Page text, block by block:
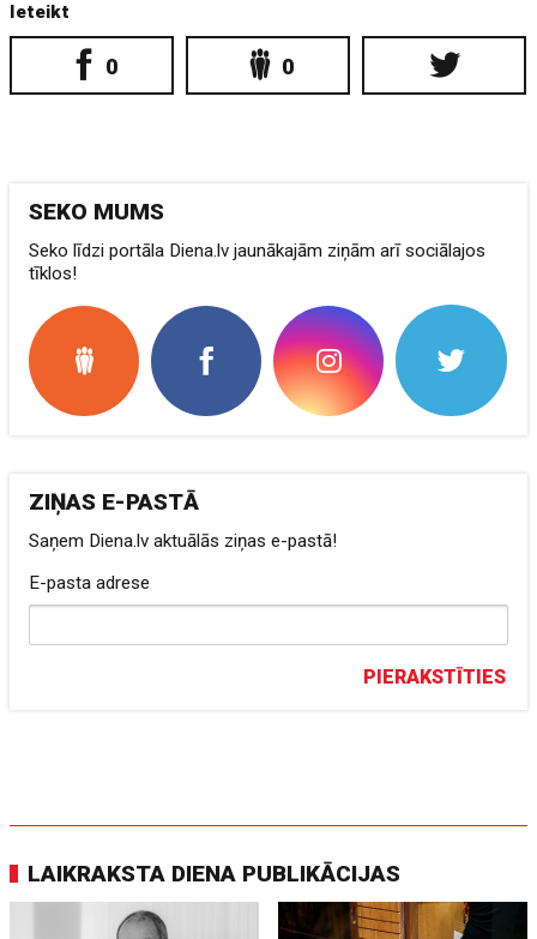
Ieteikt
0 0
SEKO MUMS
Seko līdzi portāla Diena.lv jaunākajām ziņām arī sociālajos
tīklos!
ZIŅAS E-PASTĀ
Saņem Diena.lv aktuālās ziņas e-pastā!
E-pasta adrese
PIERAKSTĪTIES
LAIKRAKSTA DIENA PUBLIKĀCIJAS